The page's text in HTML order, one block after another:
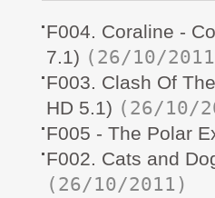
F004. Coraline -
7.1) (26/10/
F003. Clash Of
HD 5.1) (26/10/
F005 - The Polar
F002. Cats and
(26/10/2011)